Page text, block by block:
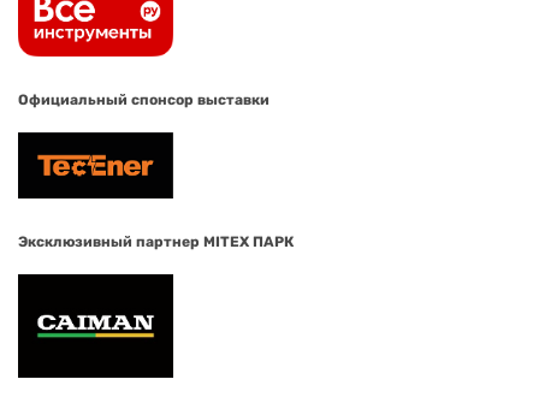
Официальный спонсор выставки
Эксклюзивный партнер MITEX ПАРК